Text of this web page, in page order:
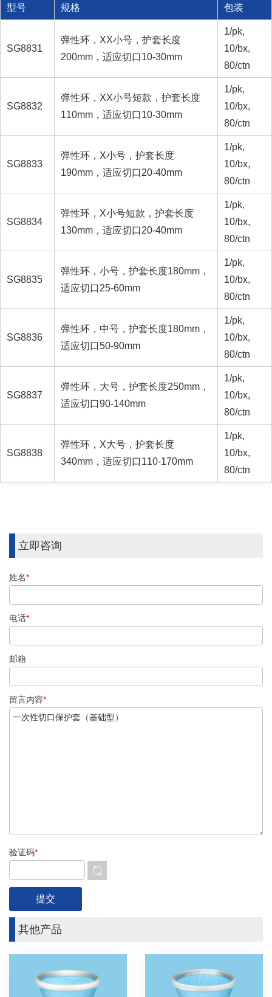
型号 规格 包装
SG8831
弹性环，XX小号，护套长度
200mm，适应切口10-30mm
1/pk,
10/bx,
80/ctn
SG8832
弹性环，XX小号短款，护套长度
110mm，适应切口10-30mm
1/pk,
10/bx,
80/ctn
SG8833
弹性环，X小号，护套长度
190mm，适应切口20-40mm
1/pk,
10/bx,
80/ctn
SG8834
弹性环，X小号短款，护套长度
130mm，适应切口20-40mm
1/pk,
10/bx,
80/ctn
SG8835
弹性环，小号，护套长度180mm，
适应切口25-60mm
1/pk,
10/bx,
80/ctn
SG8836
弹性环，中号，护套长度180mm，
适应切口50-90mm
1/pk,
10/bx,
80/ctn
SG8837
弹性环，大号，护套长度250mm，
适应切口90-140mm
1/pk,
10/bx,
80/ctn
SG8838
弹性环，X大号，护套长度
340mm，适应切口110-170mm
1/pk,
10/bx,
80/ctn
立即咨询
姓名*
电话*
邮箱
留言内容*
验证码*
其他产品